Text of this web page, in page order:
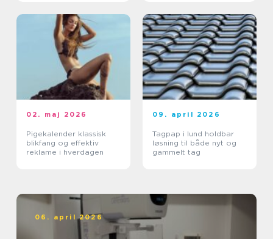
02. maj 2026
Pigekalender klassisk
blikfang og effektiv
reklame i hverdagen
09. april 2026
Tagpap i lund holdbar
løsning til både nyt og
gammelt tag
06. april 2026